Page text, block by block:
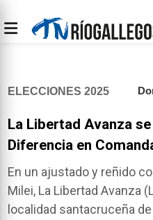
ELECCIONES 2025
La Libertad Avanza
Diferencia en
En un ajustado y reñido
Milei, La Libertad Avanza
localidad santacruceña